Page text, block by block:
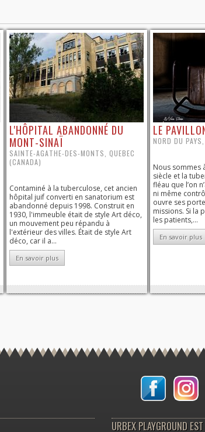
L'HÔPITAL ABANDONNÉ DU
MONT-SINAÏ
SAINTE-AGATHE-DES-MONTS, QUEBEC
(CANADA)
Contaminé à la tuberculose, cet ancien
hôpital juif converti en sanatorium est
abandonné depuis 1998. Construit en
1930, l'immeuble était de style Art déco,
un mouvement peu répandu à
l'extérieur des villes. Était de style Art
déco, car il a...
En savoir plus
LE
NORD DU
Nous sommes
siècle et la
fléau que l’on
ni même
ouvre ses
missions. Si la
les patients,...
En savoir plus
URBEX PLAYGROUND